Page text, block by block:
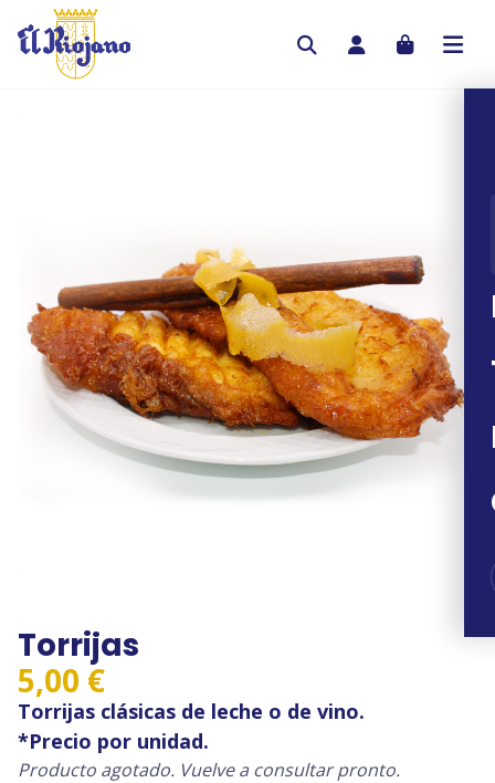
Torrijas
5,00 €
Torrijas clásicas de leche o de vino.
*Precio por unidad.
Producto agotado. Vuelve a consultar pronto.